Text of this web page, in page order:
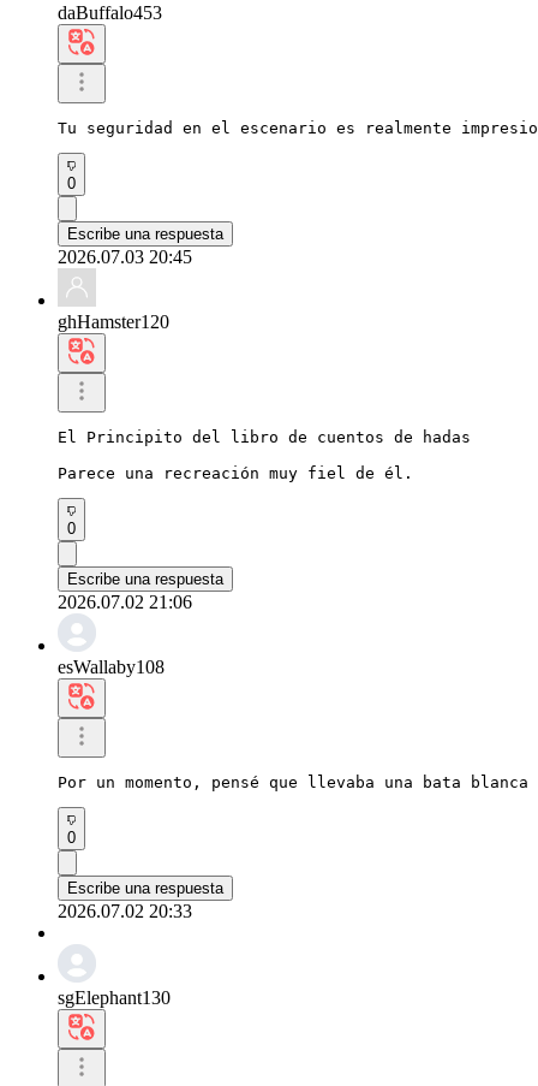
daBuffalo453
Tu seguridad en el escenario es realmente
0
Escribe una respuesta
2026.07.03 20:45
ghHamster120
El Principito del libro de cuentos de hadas
Parece una recreación muy fiel de él.
0
Escribe una respuesta
2026.07.02 21:06
esWallaby108
Por un momento, pensé que llevaba una bata
0
Escribe una respuesta
2026.07.02 20:33
sgElephant130